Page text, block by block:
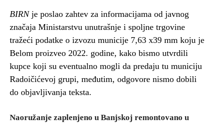
BIRNje poslao zahtev za informacijama od javnog
značaja Ministarstvu unutrašnje i spoljne trgovine
tražeći podatke o izvozu municije 7,63 x39 mm koju je
Belom proizveo 2022. godine, kako bismo utvrdili
kupce koji su eventualno mogli da predaju tu municiju
Radoičićevoj grupi, međutim, odgovore nismo dobili
do objavljivanja teksta.
Naoružanje zaplenjeno u Banjskoj remontovano u